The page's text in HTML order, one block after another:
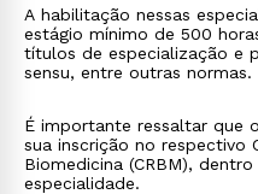
A habilitação nessas
estágio mínimo de 500
títulos de especialização e
sensu, entre outras normas.
É importante ressaltar que
sua inscrição no respectivo
Biomedicina (CRBM),
especialidade.